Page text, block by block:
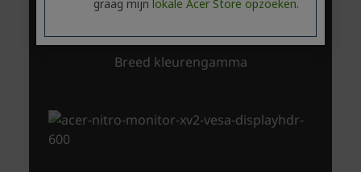
graag mijn lokale Acer Store opzoeken.